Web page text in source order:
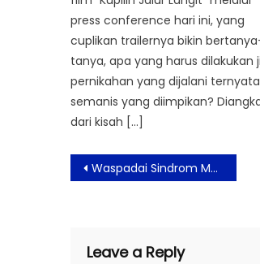
press conference hari ini, yang
cuplikan trailernya bikin
tanya, apa yang harus dilakukan
pernikahan yang dijalani
semanis yang diimpikan?
dari kisah […]
Post
navigation
Waspadai Sindrom Metabolik, Perbaiki Dengan Pola Gaya Hidup Sehat
Leave a Reply